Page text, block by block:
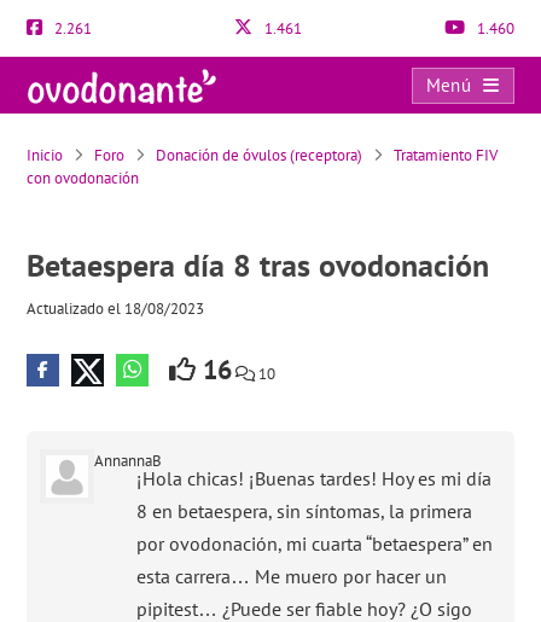
2.261 1.461 1.460
Menú
Betaespera día 8 tras ovodonación
Inicio Foro Donación de óvulos (receptora)
Tratamiento FIV
con ovodonación
Betaespera día 8 tras ovodonación
Actualizado el 18/08/2023
16 10
AnnannaB
¡Hola chicas! ¡Buenas tardes! Hoy es mi día
8 en betaespera, sin síntomas, la primera
por ovodonación, mi cuarta “betaespera” en
esta carrera… Me muero por hacer un
pipitest… ¿Puede ser fiable hoy? ¿O sigo